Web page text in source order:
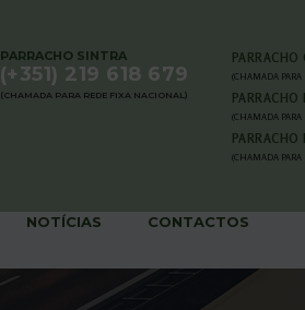
PARRACHO
(CHAMADA PARA
PARRACHO
(CHAMADA PARA
PARRACHO
(CHAMADA PARA
PARRACHO SINTRA
(+351) 219 618 679
(CHAMADA PARA REDE FIXA NACIONAL)
NOTÍCIAS CONTACTOS